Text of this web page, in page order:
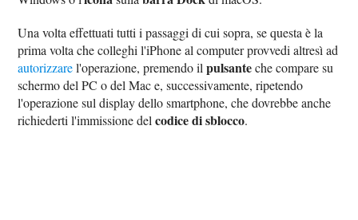
Una volta effettuati tutti i passaggi di cui sopra, se questa è la
prima volta che colleghi l'iPhone al computer provvedi altresì ad
autorizzarel'operazione, premendo ilpulsanteche compare su
schermo del PC o del Mac e, successivamente, ripetendo
l'operazione sul display dello smartphone, che dovrebbe anche
richiederti l'immissione delcodice di sblocco.